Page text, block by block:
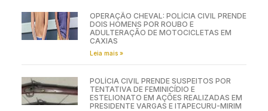
OPERAÇÃO CHEVAL: POLÍCIA CIVIL PRENDE
DOIS HOMENS POR ROUBO E
ADULTERAÇÃO DE MOTOCICLETAS EM
CAXIAS
Leia mais »
POLÍCIA CIVIL PRENDE SUSPEITOS POR
TENTATIVA DE FEMINICÍDIO E
ESTELIONATO EM AÇÕES REALIZADAS EM
PRESIDENTE VARGAS E ITAPECURU-MIRIM